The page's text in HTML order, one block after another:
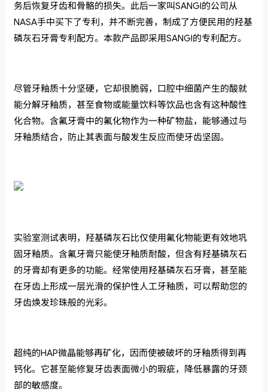
务后恢复牙齿和骨骼的损失。此后一家叫SANGI的公司从
NASA手中买下了专利，并不断完善，制成了方便民用的羟基
磷灰石牙膏专利配方。本款产品即采用SANGI的专利配方。
尽管牙釉质十分坚硬，它却很脆弱，口腔中细菌产生的酸就
能分解牙釉质，甚至食物或能量饮料等饮品也含有这种酸性
化合物。含氟牙膏中的氟化物作为一种矿物盐，能够通过与
牙釉质结合，防止其表面与酸发生反应而使牙齿坚固。
实验室测试表明， 羟基磷灰石比仅使用氟化物能更有效地巩
固牙釉质。含氟牙膏只能使牙釉质耐酸，但含有羟基磷灰石
的牙膏却有更多的功能。经常使用羟基磷灰石牙膏，甚至能
在牙齿上形成一层光滑的保护性人工牙釉质，可以帮助您的
牙齿焕发珍珠般的光彩。
超纯的HAP微晶能够再矿化，因而使被破坏的牙釉质得到再
钙化。它甚至能修复牙齿表面微小的瑕疵，降低暴露的牙颈
部的敏感度。